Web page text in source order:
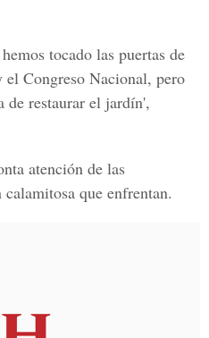
tocado las puertas de
el Congreso Nacional, pero
de restaurar el jardín',
atención de las
que enfrentan.